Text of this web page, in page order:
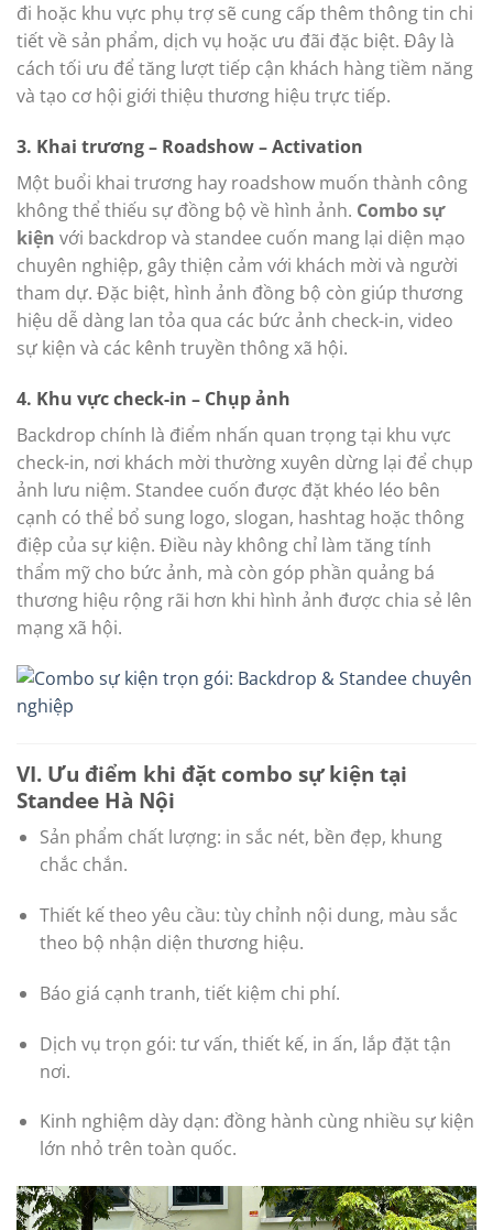
đi hoặc khu vực phụ trợ sẽ cung cấp thêm thông tin chi
tiết về sản phẩm, dịch vụ hoặc ưu đãi đặc biệt. Đây là
cách tối ưu để tăng lượt tiếp cận khách hàng tiềm năng
và tạo cơ hội giới thiệu thương hiệu trực tiếp.
3. Khai trương – Roadshow – Activation
Một buổi khai trương hay roadshow muốn thành công
không thể thiếu sự đồng bộ về hình ảnh. Combo sự
kiện với backdrop và standee cuốn mang lại diện mạo
chuyên nghiệp, gây thiện cảm với khách mời và người
tham dự. Đặc biệt, hình ảnh đồng bộ còn giúp thương
hiệu dễ dàng lan tỏa qua các bức ảnh check-in, video
sự kiện và các kênh truyền thông xã hội.
4. Khu vực check-in – Chụp ảnh
Backdrop chính là điểm nhấn quan trọng tại khu vực
check-in, nơi khách mời thường xuyên dừng lại để chụp
ảnh lưu niệm. Standee cuốn được đặt khéo léo bên
cạnh có thể bổ sung logo, slogan, hashtag hoặc thông
điệp của sự kiện. Điều này không chỉ làm tăng tính
thẩm mỹ cho bức ảnh, mà còn góp phần quảng bá
thương hiệu rộng rãi hơn khi hình ảnh được chia sẻ lên
mạng xã hội.
VI. Ưu điểm khi đặt combo sự kiện tại
Standee Hà Nội
Sản phẩm chất lượng: in sắc nét, bền đẹp, khung
chắc chắn.
Thiết kế theo yêu cầu: tùy chỉnh nội dung, màu sắc
theo bộ nhận diện thương hiệu.
Báo giá cạnh tranh, tiết kiệm chi phí.
Dịch vụ trọn gói: tư vấn, thiết kế, in ấn, lắp đặt tận
nơi.
Kinh nghiệm dày dạn: đồng hành cùng nhiều sự kiện
lớn nhỏ trên toàn quốc.